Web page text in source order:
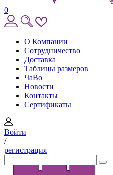
0
О Компании
Сотрудничество
Доставка
Таблицы размеров
ЧаВо
Новости
Контакты
Сертификаты
Войти
/
регистрация